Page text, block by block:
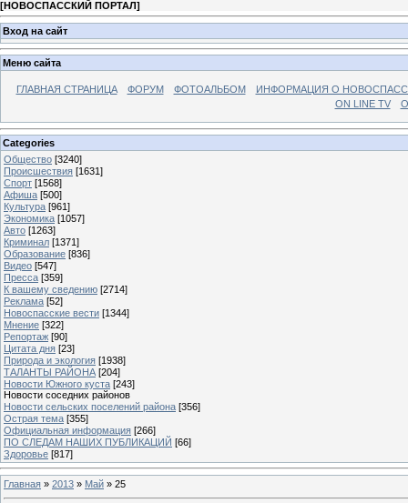
[НОВОСПАССКИЙ ПОРТАЛ]
Вход на сайт
Меню сайта
ГЛАВНАЯ СТРАНИЦА ФОРУМ ФОТОАЛЬБОМ
ИНФОРМАЦИЯ О
ON LINE TV
Categories
Общество [3240]
Происшествия [1631]
Спорт [1568]
Афиша [500]
Культура [961]
Экономика [1057]
Авто [1263]
Криминал [1371]
Образование [836]
Видео [547]
Пресса [359]
К вашему сведению [2714]
Реклама [52]
Новоспасские вести [1344]
Мнение [322]
Репортаж [90]
Цитата дня [23]
Природа и экология [1938]
ТАЛАНТЫ РАЙОНА [204]
Новости Южного куста [243]
Новости соседних районов
Новости сельских поселений района [356]
Острая тема [355]
Официальная информация [266]
ПО СЛЕДАМ НАШИХ ПУБЛИКАЦИЙ [66]
Здоровье [817]
Главная » 2013 » Май » 25